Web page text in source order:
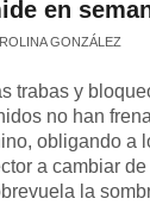
en
GONZÁLEZ
trabas y
no han
obligando a
a cambiar
la